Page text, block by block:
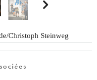

Christoph Steinweg